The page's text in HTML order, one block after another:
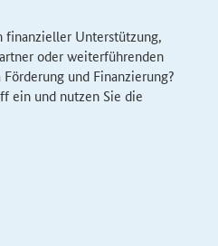
finanzieller Unterstützung,
oder weiterführenden
und Finanzierung?
ein und nutzen Sie die